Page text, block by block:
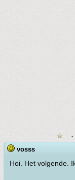
vosss
Hoi. Het volgende.